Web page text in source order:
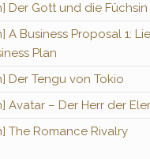
Der Gott und die Füchsin
A Business Proposal 1:
Plan
Der Tengu von Tokio
Avatar – Der Herr der
The Romance Rivalry